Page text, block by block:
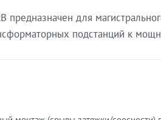
для
подстанций к